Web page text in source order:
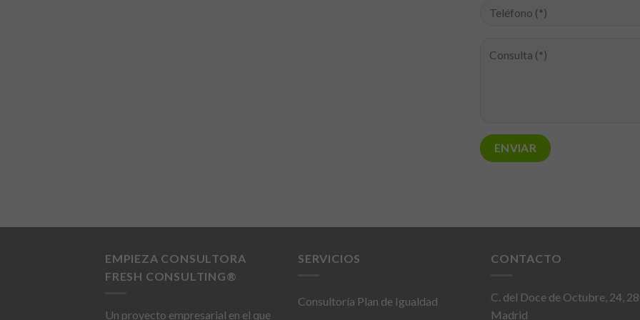
EMPIEZA CONSULTORA
FRESH CONSULTING®
Un proyecto empresarial en el que
SERVICIOS
Consultoría Plan de Igualdad
CONTACTO
C. del Doce de Octubre, 24,
Madrid